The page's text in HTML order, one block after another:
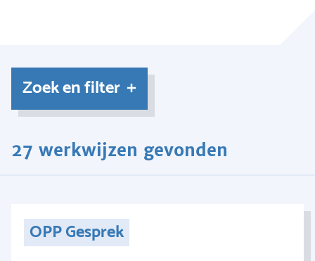
Zoek en filter
27 werkwijzen gevonden
OPP Gesprek